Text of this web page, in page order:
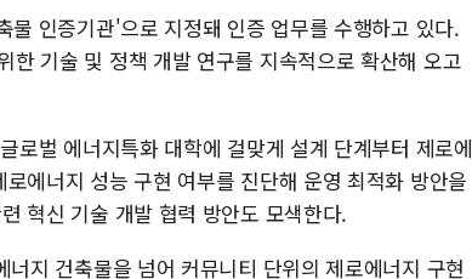
인증기관'으로 지정돼 인증 업무를 수행하고 있다.
한 기술 및 정책 개발 연구를 지속적으로 확산해 오고
로벌 에너지특화 대학에 걸맞게 설계 단계부터 제로에
에너지 성능 구현 여부를 진단해 운영 최적화 방안을
혁신 기술 개발 협력 방안도 모색한다.
지 건축물을 넘어 커뮤니티 단위의 제로에너지 구현